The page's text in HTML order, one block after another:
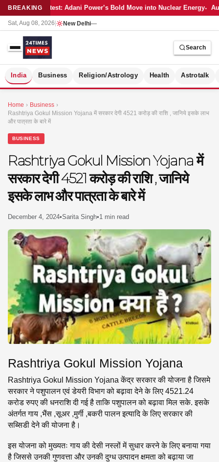
BREAKINGLatest: Adani Power’s Bold Move into Nuclear Energy
Sat, Aug 08, 2026 New Delhi—
Search
India Business Religion/Astrology Health Astrotalk
Home › Business ›
Rashtriya Gokul Mission Yojana में सरकार देगी 4521 करोड़ की राशि , जानिये इसके लाभ
और पात्रता के बारे में
BUSINESS
Rashtriya Gokul Mission Yojana में
सरकार देगी 4521 करोड़ की राशि , जानिये
इसके लाभ और पात्रता के बारे में
December 4, 2024•Sarita Singh•1 min read
Rashtriya Gokul Mission Yojana
Rashtriya Gokul Mission Yojana केंद्र सरकार की योजना है जिसमे
सरकार ने पशुपालन एवं डेयरी विभाग को बढ़ावा देने के लिए 4521.24
करोड रुपए की धनराशि दी गई है ताकि पशुपालन को बढ़ावा मिल सके. इसके
अंतर्गत गाय ,भैंस ,सूअर ,मुर्गी ,बकरी पालन इत्यादि के लिए सरकार की
सब्सिडी देने की योजना है।
इस योजना को मुख्यतः गाय की देसी नस्लों में सुधार करने के लिए बनाया गया
है जिससे उनकी गुणवत्ता और उनकी दुग्ध उत्पादन क्षमता को बढ़ाया जा